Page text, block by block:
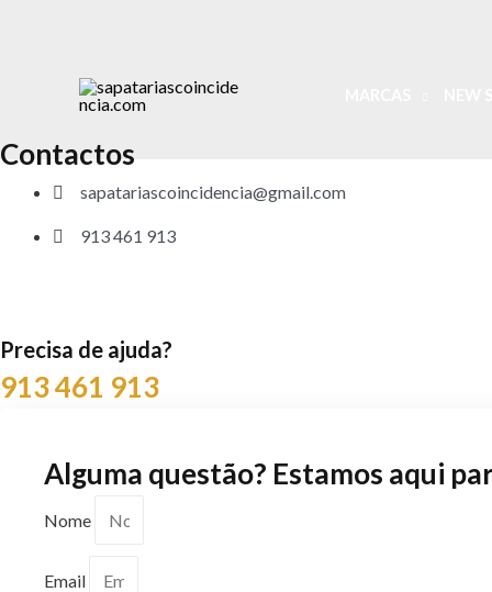
Contactos
sapatariascoincidencia@gmail.com
913 461 913
Precisa de ajuda?
913 461 913
Alguma questão? Estamos aqui
Nome
Email